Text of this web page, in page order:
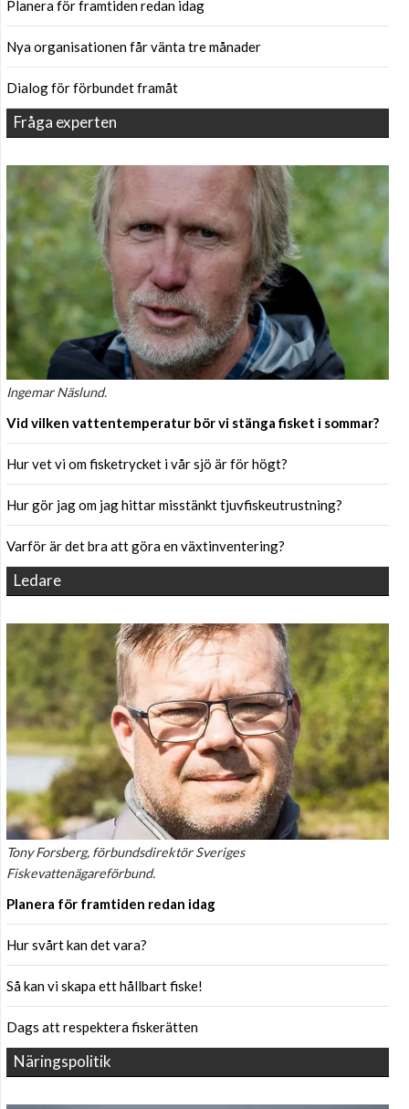
Planera för framtiden redan idag
Nya organisationen får vänta tre månader
Dialog för förbundet framåt
Fråga experten
Ingemar Näslund.
Vid vilken vattentemperatur bör vi stänga fisket i sommar?
Hur vet vi om fisketrycket i vår sjö är för högt?
Hur gör jag om jag hittar misstänkt tjuvfiskeutrustning?
Varför är det bra att göra en växtinventering?
Ledare
Tony Forsberg, förbundsdirektör Sveriges
Fiskevattenägareförbund.
Planera för framtiden redan idag
Hur svårt kan det vara?
Så kan vi skapa ett hållbart fiske!
Dags att respektera fiskerätten
Näringspolitik